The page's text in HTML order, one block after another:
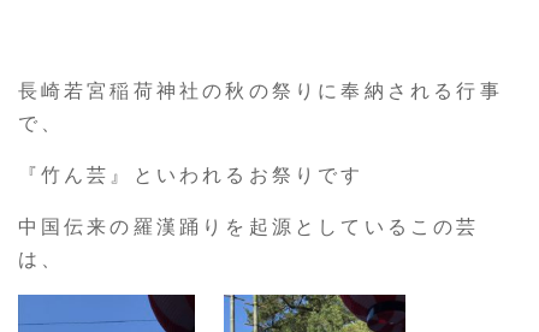
長崎若宮稲荷神社の秋の祭りに奉納される行事
で、
『竹ん芸』といわれるお祭りです
中国伝来の羅漢踊りを起源としているこの芸
は、